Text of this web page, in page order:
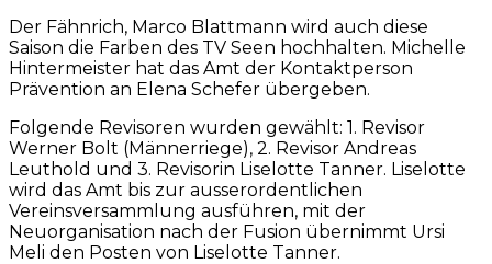
Der Fähnrich, Marco Blattmann wird auch diese
Saison die Farben des TV Seen hochhalten. Michelle
Hintermeister hat das Amt der Kontaktperson
Prävention an Elena Schefer übergeben.
Folgende Revisoren wurden gewählt: 1. Revisor
Werner Bolt (Männerriege), 2. Revisor Andreas
Leuthold und 3. Revisorin Liselotte Tanner. Liselotte
wird das Amt bis zur ausserordentlichen
Vereinsversammlung ausführen, mit der
Neuorganisation nach der Fusion übernimmt Ursi
Meli den Posten von Liselotte Tanner.